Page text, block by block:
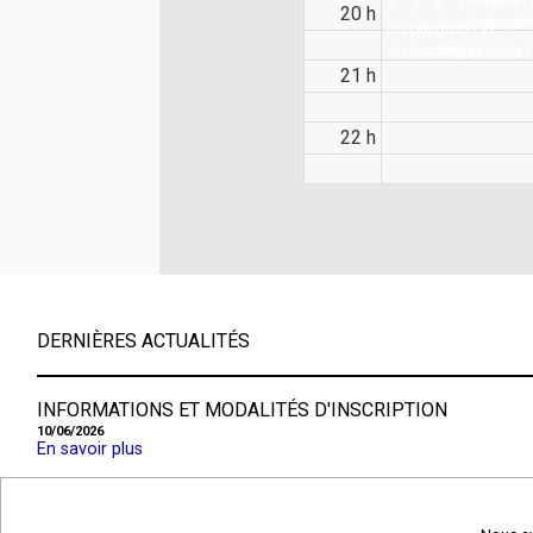
20 h
21 h
22 h
6
place(s)
2
place(s)
6
place(s)
lundi
-
-
DERNIÈRES ACTUALITÉS
INFORMATIONS ET MODALITÉS D'INSCRIPTION
10/06/2026
En savoir plus